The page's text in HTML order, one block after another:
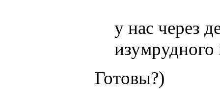
у нас через
изумрудного
Готовы?)